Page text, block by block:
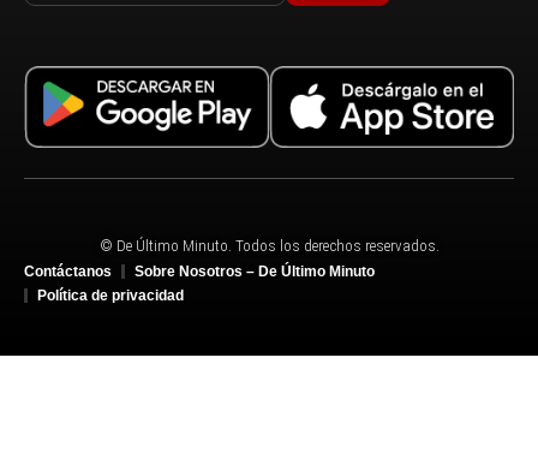
© De Último Minuto. Todos los derechos reservados.
Contáctanos
Sobre Nosotros – De Último Minuto
Política de privacidad